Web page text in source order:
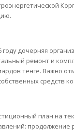
году дочерняя
ремонт и
тенге. Важно
средств
план на
продолжение